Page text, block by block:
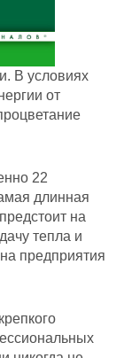
В условиях
от
22
длинная
на
тепла и
предприятия